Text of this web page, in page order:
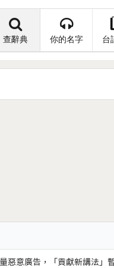
查辭典 你的名字 台
惡意廣告，「貢獻新講法」